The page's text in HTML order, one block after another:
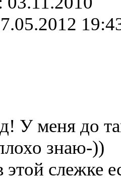
У меня до
знаю-))
слежке